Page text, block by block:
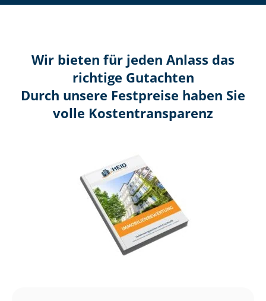
Wir bieten für jeden Anlass das
richtige Gutachten
Durch unsere Festpreise haben Sie
volle Kosten­transparenz